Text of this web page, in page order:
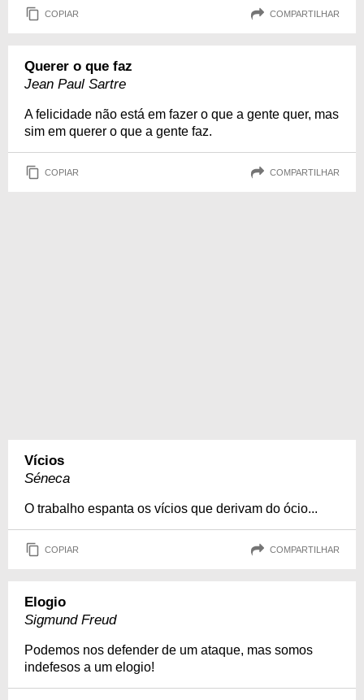
COPIAR COMPARTILHAR
Querer o que faz
Jean Paul Sartre
A felicidade não está em fazer o que a gente quer, mas
sim em querer o que a gente faz.
COPIAR COMPARTILHAR
Vícios
Séneca
O trabalho espanta os vícios que derivam do ócio...
COPIAR COMPARTILHAR
Elogio
Sigmund Freud
Podemos nos defender de um ataque, mas somos
indefesos a um elogio!